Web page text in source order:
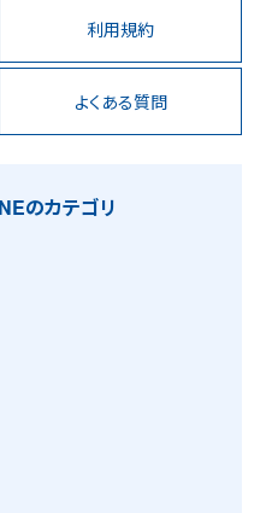
利用規約
よくある質問
のカテゴリ